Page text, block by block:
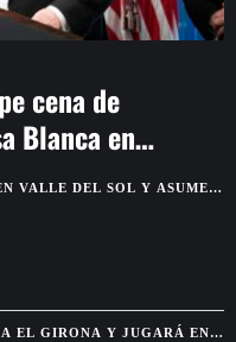
cena de
Blanca en
VALLE DEL SOL Y ASUME
A BURGOS
EL GIRONA Y JUGARÁ EN